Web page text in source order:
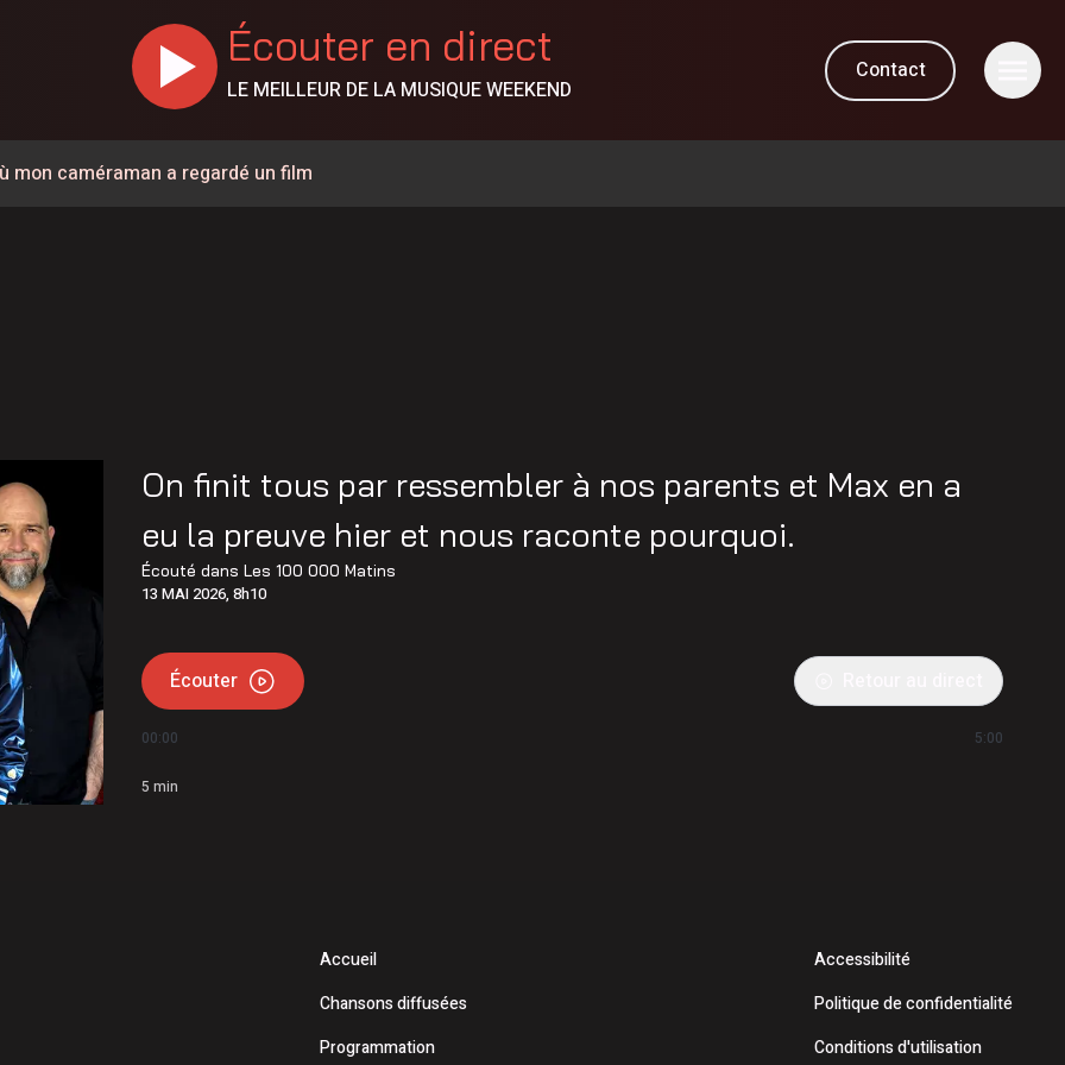
Écouter en direct
LE MEILLEUR DE LA MUSIQUE WEEKEND
Contact
mon caméraman a regardé un film
57 ans est décédé
à la circulation à la hauteur de Carignan
à pied pour parler de santé mentale
l’Opération nationale concertée en sécurité nautique de
15 250$ à 12 Latuquois
On finit tous par ressembler à nos parents et Max en a
eu la preuve hier et nous raconte pourquoi.
Écouté dansLes 100 000 Matins
13 MAI 2026, 8h10
Écouter
00:00 5:00
5 min
Accueil
Chansons diffusées
Programmation
Accessibilité
Politique de confidentialité
Conditions d'utilisation